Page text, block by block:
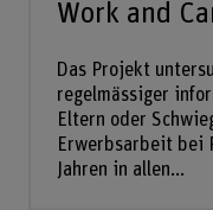
Work and
Das Projekt
regelmässiger
Eltern oder
Erwerbsarbeit bei
Jahren in allen...